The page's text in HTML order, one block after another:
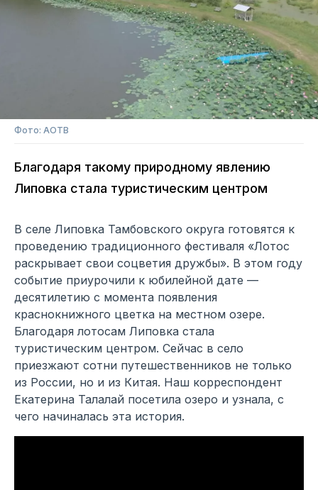
Фото: АОТВ
Благодаря такому природному явлению
Липовка стала туристическим центром
В селе Липовка Тамбовского округа готовятся к
проведению традиционного фестиваля «Лотос
раскрывает свои соцветия дружбы». В этом году
событие приурочили к юбилейной дате —
десятилетию с момента появления
краснокнижного цветка на местном озере.
Благодаря лотосам Липовка стала
туристическим центром. Сейчас в село
приезжают сотни путешественников не только
из России, но и из Китая. Наш корреспондент
Екатерина Талалай посетила озеро и узнала, с
чего начиналась эта история.